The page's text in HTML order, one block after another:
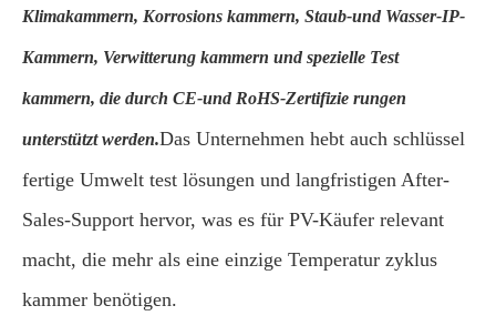
Klimakammern, Korrosions kammern, Staub-und Wasser-IP-
Kammern, Verwitterung kammern und spezielle Test
kammern, die durch CE-und RoHS-Zertifizie rungen
unterstützt werden.Das Unternehmen hebt auch schlüssel
fertige Umwelt test lösungen und langfristigen After-
Sales-Support hervor, was es für PV-Käufer relevant
macht, die mehr als eine einzige Temperatur zyklus
kammer benötigen.